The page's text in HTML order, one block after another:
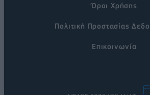
Όροι Χρήσης
Πολιτική Προστασίας
Επικοινωνία